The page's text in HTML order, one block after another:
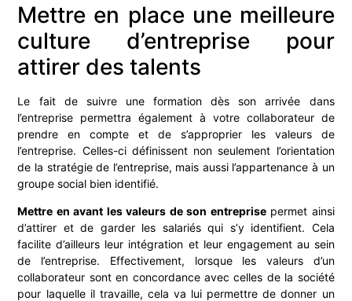
Mettre en place une meilleure
culture d’entreprise pour
attirer des talents
Le fait de suivre une formation dès son arrivée dans
l’entreprise permettra également à votre collaborateur de
prendre en compte et de s’approprier les valeurs de
l’entreprise. Celles-ci définissent non seulement l’orientation
de la stratégie de l’entreprise, mais aussi l’appartenance à un
groupe social bien identifié.
Mettre en avant les valeurs de son entreprisepermet ainsi
d’attirer et de garder les salariés qui s’y identifient. Cela
facilite d’ailleurs leur intégration et leur engagement au sein
de l’entreprise. Effectivement, lorsque les valeurs d’un
collaborateur sont en concordance avec celles de la société
pour laquelle il travaille, cela va lui permettre de donner un